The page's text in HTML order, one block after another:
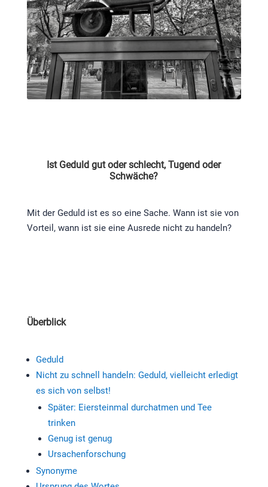
Ist Geduld gut oder schlecht, Tugend oder
Schwäche?
Mit der Geduld ist es so eine Sache. Wann ist sie von
Vorteil, wann ist sie eine Ausrede nicht zu handeln?
Überblick
Geduld
Nicht zu schnell handeln: Geduld, vielleicht erledigt
es sich von selbst!
Später: Eiersteinmal durchatmen und Tee
trinken
Genug ist genug
Ursachenforschung
Synonyme